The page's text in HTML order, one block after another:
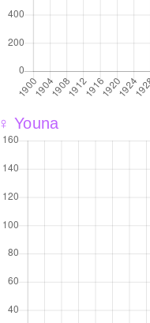
♀ Youna